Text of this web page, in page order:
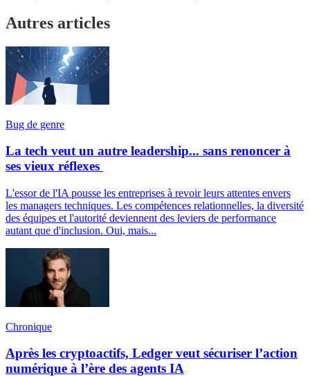
Autres articles
Bug de genre
La tech veut un autre leadership... sans renoncer à
ses vieux réflexes
L'essor de l'IA pousse les entreprises à revoir leurs attentes envers
les managers techniques. Les compétences relationnelles, la diversité
des équipes et l'autorité deviennent des leviers de performance
autant que d'inclusion. Oui, mais...
Chronique
Après les cryptoactifs, Ledger veut sécuriser l’action
numérique à l’ère des agents IA